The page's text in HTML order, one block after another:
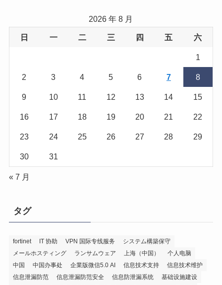
2026 年 8 月
日 一 二 三 四 五 六
1
2 3 4 5 6 7 8
9 10 11 12 13 14 15
16 17 18 19 20 21 22
23 24 25 26 27 28 29
30 31
« 7 月
タグ
fortinet IT 协助 VPN 国际专线服务
システム構築保守
メールホスティング
ランサムウェア 上海（中国）
个人电脑
中国
中国办事处 企業版微信5.0 AI 信息技术支持
信息技术维护
信息泄漏防范
信息泄漏防范安全 信息防泄漏系统
基础设施建设